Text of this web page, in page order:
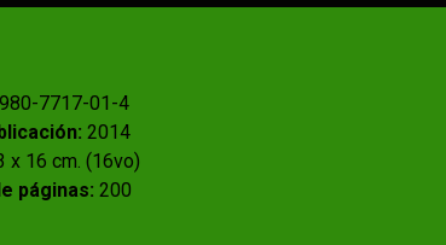
7717-01-4
2014
x 16 cm. (16vo)
páginas: 200